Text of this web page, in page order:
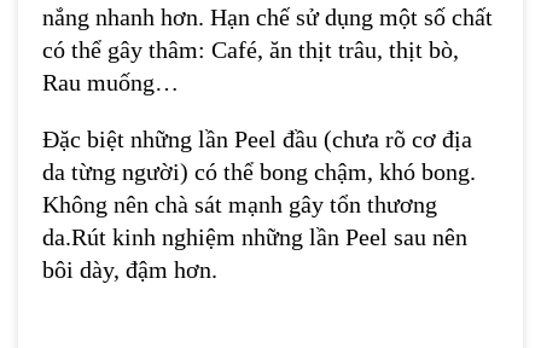
nắng nhanh hơn. Hạn chế sử dụng một số chất
có thể gây thâm: Café, ăn thịt trâu, thịt bò,
Rau muống…
Đặc biệt những lần Peel đầu (chưa rõ cơ địa
da từng người) có thể bong chậm, khó bong.
Không nên chà sát mạnh gây tổn thương
da.Rút kinh nghiệm những lần Peel sau nên
bôi dày, đậm hơn.